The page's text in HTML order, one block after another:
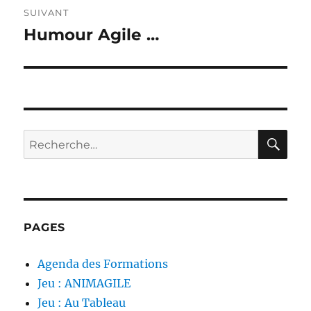
SUIVANT
Publication
Humour Agile …
Recherche
pour :
PAGES
Agenda des Formations
Jeu : ANIMAGILE
Jeu : Au Tableau